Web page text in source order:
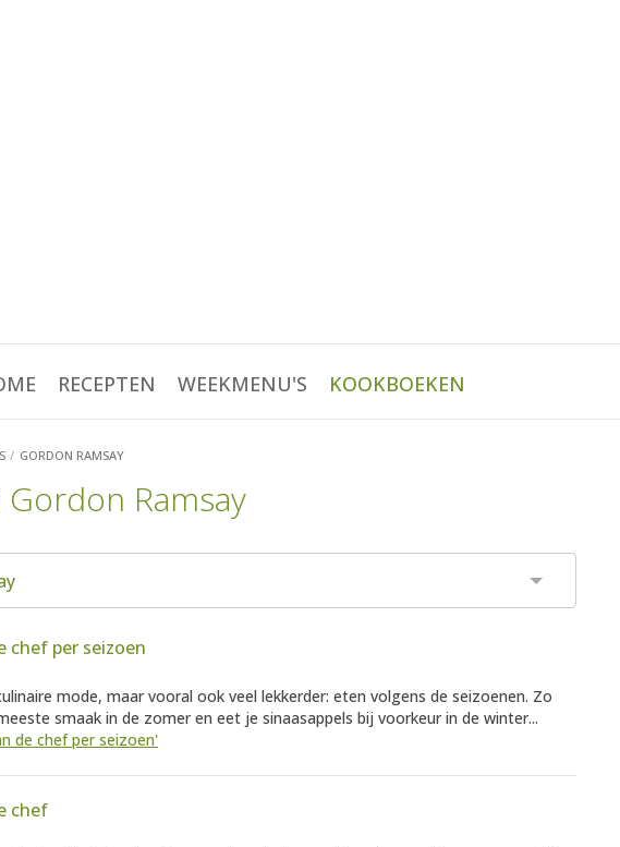
RECEPTEN WEEKMENU'S KOOKBOEKEN
GORDON RAMSAY
Ramsay
chef per seizoen
mode, maar vooral ook veel lekkerder: eten volgens de seizoenen. Zo
smaak in de zomer en eet je sinaasappels bij voorkeur in de winter...
de chef per seizoen'
chef